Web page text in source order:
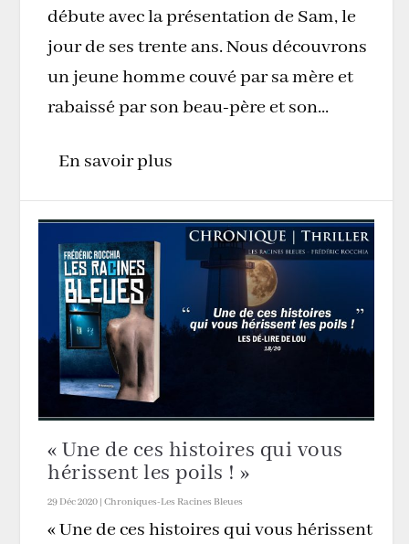
débute avec la présentation de Sam, le
jour de ses trente ans. Nous découvrons
un jeune homme couvé par sa mère et
rabaissé par son beau-père et son...
En savoir plus
« Une de ces histoires qui vous
hérissent les poils ! »
29 Déc 2020 |Chroniques-Les Racines Bleues
« Une de ces histoires qui vous hérissent